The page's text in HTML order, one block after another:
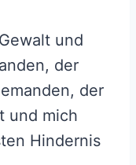
und
der
der
und mich
Hindernis